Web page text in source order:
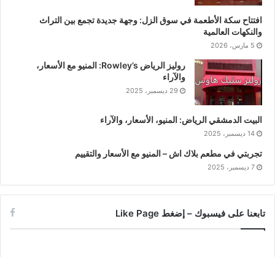
افتتاح سكة الأطعمة في سوق الزل: وجهة جديدة تجمع بين التراث
والنكهات العالمية
5 مارس، 2026
روليز الرياض Rowley’s: المنيو مع الأسعار،
والآراء
29 ديسمبر، 2025
البيت الدمشقي الرياض: المنيو، الأسعار، والآراء
14 ديسمبر، 2025
تجربتي في مطعم بلاك اش – المنيو مع الأسعار والتقييم
7 ديسمبر، 2025
تابعنا على فيسبوك – إضغط Like Page